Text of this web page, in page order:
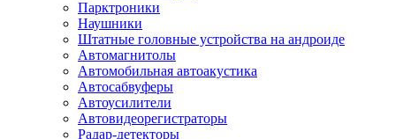
Парктроники
Наушники
Штатные головные устройства на андроиде
Автомагнитолы
Автомобильная автоакустика
Автосабвуферы
Автоусилители
Автовидеорегистраторы
Радар-детекторы